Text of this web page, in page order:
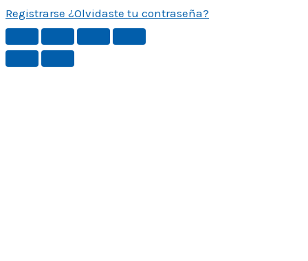
Registrarse ¿Olvidaste tu contraseña?